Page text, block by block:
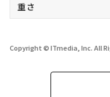
重さ
Copyright © ITmedia, Inc. All